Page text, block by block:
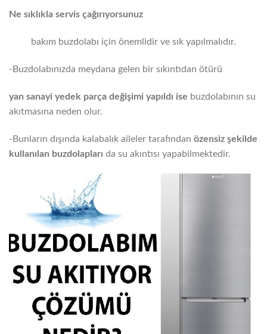
Ne sıklıkla servis çağırıyorsunuz
bakım buzdolabı için önemlidir ve sık yapılmalıdır.
-Buzdolabınızda meydana gelen bir sıkıntıdan ötürü
yan sanayi yedek parça değişimi yapıldı ise buzdolabının su
akıtmasına neden olur.
-Bunların dışında kalabalık aileler tarafından özensiz şekilde
kullanılan buzdolapları da su akıntısı yapabilmektedir.